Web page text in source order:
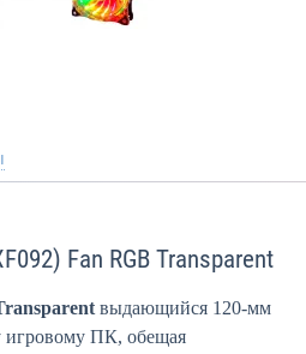
Fan RGB Transparent
выдающийся 120-мм
игровому ПК, обещая